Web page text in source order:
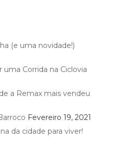
(e uma novidade!)
uma Corrida na Ciclovia
a Remax mais vendeu
Fevereiro 19, 2021
da cidade para viver!